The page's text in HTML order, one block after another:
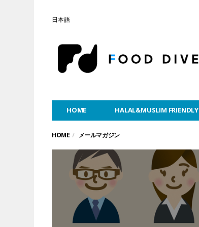
日本語
HOME HALAL&MUSLIM FRIENDLY
HOME メールマガジン